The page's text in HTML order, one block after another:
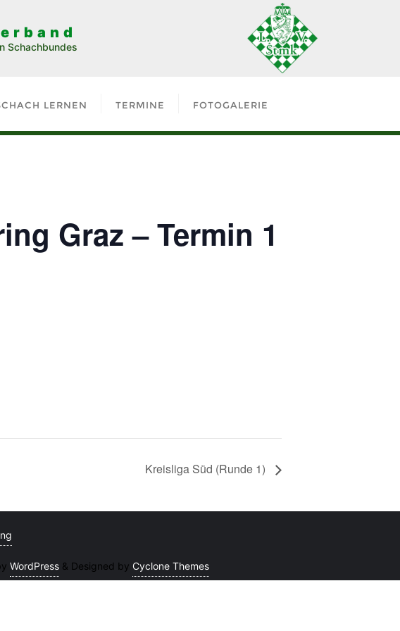
Schachbundes
LERNEN TERMINE FOTOGALERIE
Graz – Termin 1
Kreisliga Süd (Runde 1)
WordPress & Designed by Cyclone Themes